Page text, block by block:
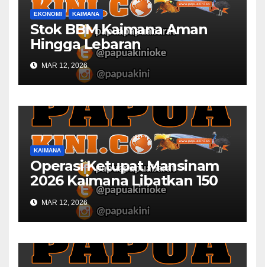
EKONOMI KAIMANA
Stok BBM Kaimana Aman
Hingga Lebaran
MAR 12, 2026
KAIMANA
Operasi Ketupat Mansinam
2026 Kaimana Libatkan 150
Personil Gabungan
MAR 12, 2026